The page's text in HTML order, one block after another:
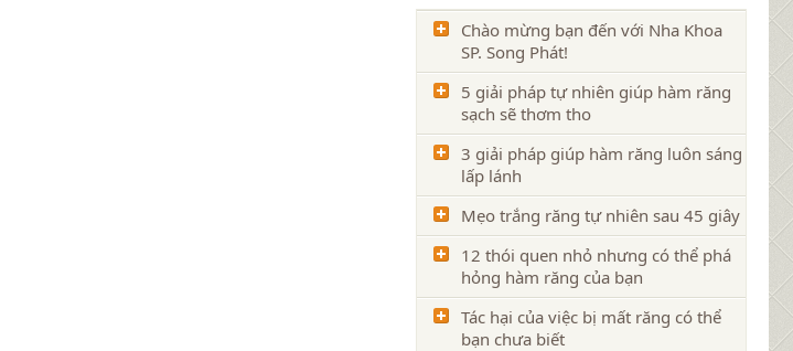
Chào mừng bạn đến với Nha Khoa
SP. Song Phát!
5 giải pháp tự nhiên giúp hàm răng
sạch sẽ thơm tho
3 giải pháp giúp hàm răng luôn sáng
lấp lánh
Mẹo trắng răng tự nhiên sau 45 giây
12 thói quen nhỏ nhưng có thể phá
hỏng hàm răng của bạn
Tác hại của việc bị mất răng có thể
bạn chưa biết